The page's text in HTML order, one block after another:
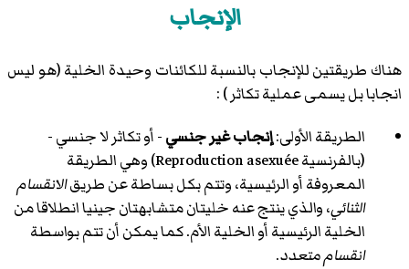
الإنجاب
هناك طريقتين للإنجاب بالنسبة للكائنات وحيدة الخلية (هو ليس
انجابا بل يسمى عملية تكاثر ) :
الطريقة الأولى:إنجاب غير جنسي- أو تكاثر لا جنسي -
(بالفرنسية Reproduction asexuée) وهي الطريقة
المعروفة أو الرئيسية، وتتم بكل بساطة عن طريقالانقسام
الثنائي، والذي ينتج عنه خليتان متشابهتان جينيا انطلاقا من
الخلية الرئيسية أو الخلية الأم. كما يمكن أن تتم بواسطة
انقسام متعدد.